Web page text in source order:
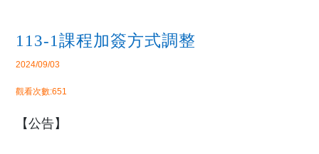
113-1課程加簽方式調整
2024/09/03
觀看次數:651
【公告】